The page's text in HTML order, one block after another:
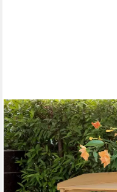
OUTSUNNY
Pflanztisch mit
Blumentisch), für Garten,
47,90 € UVP 88,90 €
-46%
lieferbar - in 2-3 Werktagen bei